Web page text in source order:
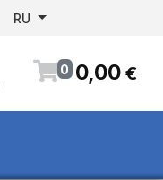
RU
0 0,00 €